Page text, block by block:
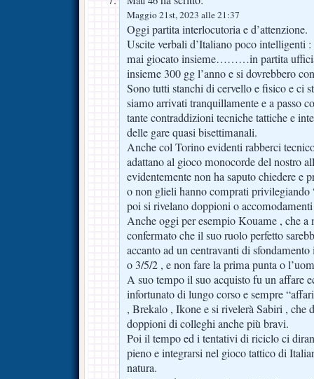
Maggio 21st, 2023 alle 21:37
Oggi partita interlocutoria e d’attenzione.
Uscite verbali d’Italiano poco intelligenti
mai giocato insieme………in partita
insieme 300 gg l’anno e si dovrebbero
Sono tutti stanchi di cervello e fisico e ci
siamo arrivati tranquillamente e a passo
tante contraddizioni tecniche tattiche e
delle gare quasi bisettimanali.
Anche col Torino evidenti rabberci
adattano al gioco monocorde del nostro
evidentemente non ha saputo chiedere e
o non glieli hanno comprati
poi si rivelano doppioni o
Anche oggi per esempio Kouame , che a
confermato che il suo ruolo perfetto
accanto ad un centravanti di
o 3/5/2 , e non fare la prima punta o
A suo tempo il suo acquisto fu un affare
infortunato di lungo corso e sempre
, Brekalo , Ikone e si rivelerà Sabiri , che
doppioni di colleghi anche più bravi.
Poi il tempo ed i tentativi di riciclo ci
pieno e integrarsi nel gioco tattico di
natura.